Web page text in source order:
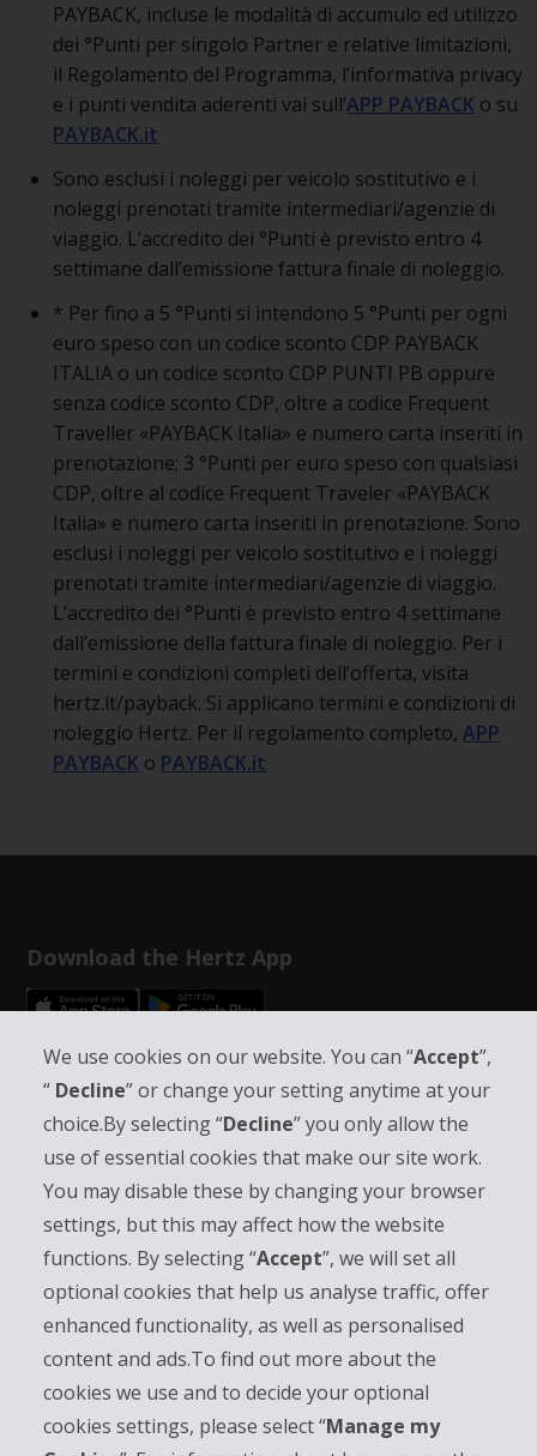
We use cookies on our website. You can “Accept”,
“ Decline” or change your setting anytime at your
choice.By selecting “Decline” you only allow the
use of essential cookies that make our site work.
You may disable these by changing your browser
settings, but this may affect how the website
functions. By selecting “Accept”, we will set all
optional cookies that help us analyse traffic, offer
enhanced functionality, as well as personalised
content and ads.To find out more about the
cookies we use and to decide your optional
cookies settings, please select “Manage my
PAYBACK, incluse le modalità di accumulo ed utilizzo
dei °Punti per singolo Partner e relative limitazioni,
il Regolamento del Programma, l’informativa privacy
e i punti vendita aderenti vai sull’APP PAYBACK o su
PAYBACK.it
Sono esclusi i noleggi per veicolo sostitutivo e i
noleggi prenotati tramite intermediari/agenzie di
viaggio. L’accredito dei °Punti è previsto entro 4
settimane dall’emissione fattura finale di noleggio.
* Per fino a 5 °Punti si intendono 5 °Punti per ogni
euro speso con un codice sconto CDP PAYBACK
ITALIA o un codice sconto CDP PUNTI PB oppure
senza codice sconto CDP, oltre a codice Frequent
Traveller «PAYBACK Italia» e numero carta inseriti in
prenotazione; 3 °Punti per euro speso con qualsiasi
CDP, oltre al codice Frequent Traveler «PAYBACK
Italia» e numero carta inseriti in prenotazione. Sono
esclusi i noleggi per veicolo sostitutivo e i noleggi
prenotati tramite intermediari/agenzie di viaggio.
L’accredito dei °Punti è previsto entro 4 settimane
dall’emissione della fattura finale di noleggio. Per i
termini e condizioni completi dell’offerta, visita
hertz.it/payback. Si applicano termini e condizioni di
noleggio Hertz. Per il regolamento completo, APP
PAYBACK o PAYBACK.it
Download the Hertz App
Follow Us on Social Media
Info su Hertz
Business
Customer Service
Prenota con Hertz